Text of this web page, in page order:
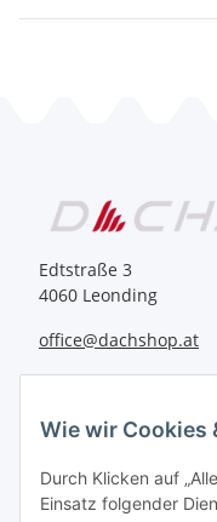
Edtstraße 3
4060 Leonding
office@dachshop.at
Wie wir Cookies
Durch Klicken auf
Einsatz folgender